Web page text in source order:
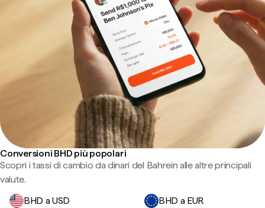
Conversioni BHD più popolari
Scopri i tassi di cambio da dinari del Bahrein alle altre principali
valute.
BHD a USD
BHD a EUR